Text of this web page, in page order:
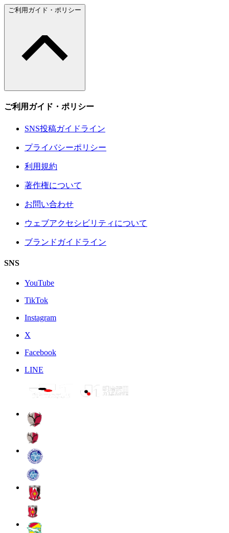
ご利用ガイド・ポリシー
ご利用ガイド・ポリシー
SNS投稿ガイドライン
プライバシーポリシー
利用規約
著作権について
お問い合わせ
ウェブアクセシビリティについて
ブランドガイドライン
SNS
YouTube
TikTok
Instagram
X
Facebook
LINE